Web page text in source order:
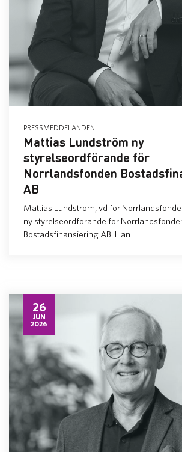
PRESSMEDDELANDEN
Mattias Lundström ny
styrelseordförande för
Norrlandsfonden
AB
Mattias Lundström, vd för
ny styrelseordförande för
Bostadsfinansiering AB. Han...
26
JUN
2026